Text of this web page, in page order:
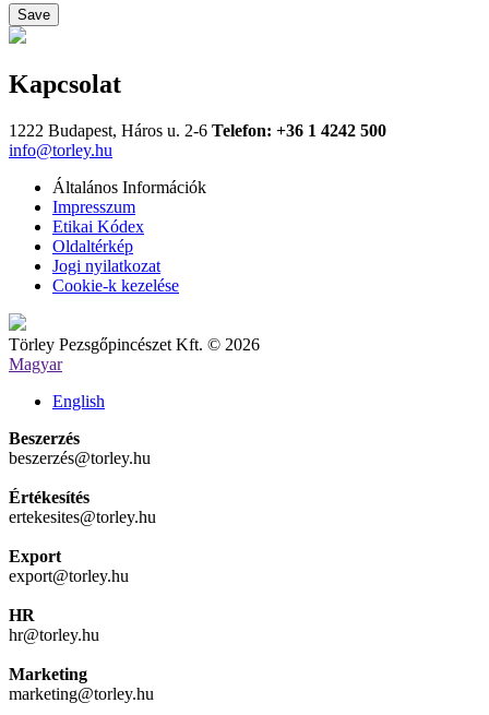
Save
Kapcsolat
1222 Budapest, Háros u. 2-6 Telefon: +36 1 4242 500
info@torley.hu
Általános Információk
Impresszum
Etikai Kódex
Oldaltérkép
Jogi nyilatkozat
Cookie-k kezelése
Törley Pezsgőpincészet Kft. © 2026
Magyar
English
Beszerzés
beszerzés@torley.hu
Értékesítés
ertekesites@torley.hu
Export
export@torley.hu
HR
hr@torley.hu
Marketing
marketing@torley.hu